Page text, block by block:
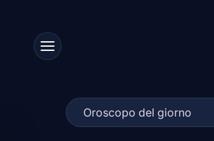
content
Oroscopo del giorno